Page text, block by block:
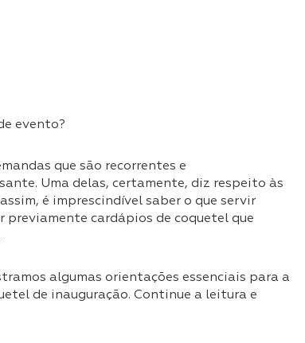
que são recorrentes e
Uma delas, certamente, diz respeito às
é imprescindível saber o que servir
previamente cardápios de coquetel que
algumas orientações essenciais para a
de inauguração. Continue a leitura e